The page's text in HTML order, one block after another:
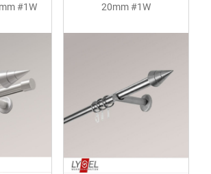
#1W
20mm #1W